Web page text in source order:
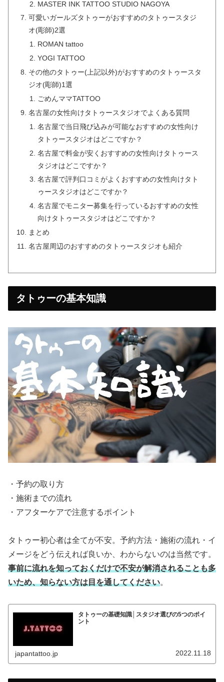
MASTER INK TATTOO STUDIO NAGOYA
可愛いガールズタトゥーがおすすめのタトゥースタジ
オ(彫師)2選
ROMAN tattoo
YOGI TATTOO
その他のタトゥー(上記以外)がおすすめのタトゥースタ
ジオ(彫師)1選
ごめんママTATTOO
名古屋の女性向けタトゥースタジオでよくある質問
名古屋で当日飛び込みが可能なおすすめの女性向け
タトゥースタジオはどこですか？
名古屋で料金が安くおすすめの女性向けタトゥース
タジオはどこですか？
名古屋で評判口コミがよくおすすめの女性向けタト
ゥースタジオはどこですか？
名古屋でモニター募集を行っているおすすめの女性
向けタトゥースタジオはどこですか？
まとめ
名古屋周辺のおすすめのタトゥースタジオも紹介
タトゥーの基本知識
・予約の取り方
・施術までの流れ
・アフターケアで注意するポイント
タトゥー初心者は全てが不安。予約方法・施術の流れ・イ
メージをどう伝えれば良いか、わからないのは当然です。
事前に流れを知っておくだけで不安が解消されることも多
いため、知らない方は目を通してください。
タトゥーの基礎知識│スタジオ選びの5つのポイ
ント
japantattoo.jp 2022.11.18